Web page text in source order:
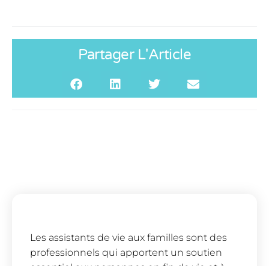
Partager L'Article
Les assistants de vie aux familles sont des
professionnels qui apportent un soutien